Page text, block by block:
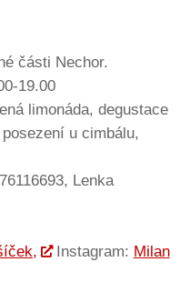
části Nechor.
19.00
limonáda, degustace
u cimbálu,
Lenka
Instagram: Milan